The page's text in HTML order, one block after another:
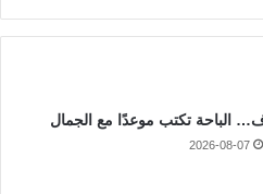
الباحة تكتب موعدًا مع الجمال
2026-08-07